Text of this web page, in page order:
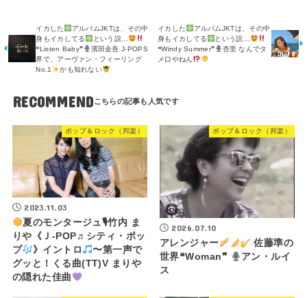
イカした
アルバムJKTは、その中
身もイカしてる
という説…
❝Listen Baby❞
濱田金吾 J-POPS
界で、アーヴァン・フィーリング
No.1
かも知れない
イカした
アルバムJKTは、その中
身もイカしてる
という説…
❝Windy Summer❞
杏里 なんでタ
メ口やねん
RECOMMEND
ポップ＆ロック（邦楽）
2023.11.03
夏のモンタージュ🎙竹内 ま
りや《Ｊ-POP♬シティ・ポッ
プ
》イントロ
〜第一声で
グッと！くる曲(TT)V まりや
の隠れた佳曲
ポップ＆ロック（邦楽）
2026.07.10
アレンジャー
佐藤準の
世界❝Woman❞
アン・ルイ
ス